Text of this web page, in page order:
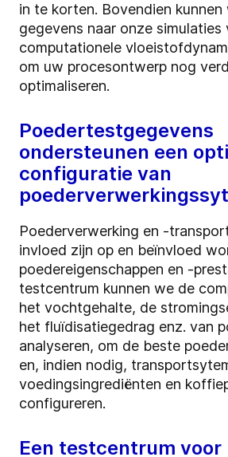
in te korten. Bovendien
gegevens naar onze simulaties
computationele
om uw procesontwerp nog
optimaliseren.
Poedertestgegevens
ondersteunen een
configuratie van
Poederverwerking en -
invloed zijn op en beïnvloed
poedereigenschappen en -
testcentrum kunnen we de
het vochtgehalte, de
het fluïdisatiegedrag enz. van
analyseren, om de beste
en, indien nodig,
voedingsingrediënten en
configureren.
Een testcentrum voor